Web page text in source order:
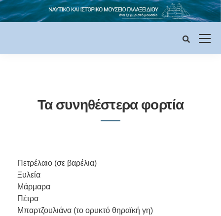
Τα συνηθέστερα φορτία
Πετρέλαιο (σε βαρέλια)
Ξυλεία
Μάρμαρα
Πέτρα
Μπαρτζουλιάνα (το ορυκτό θηραϊκή γη)